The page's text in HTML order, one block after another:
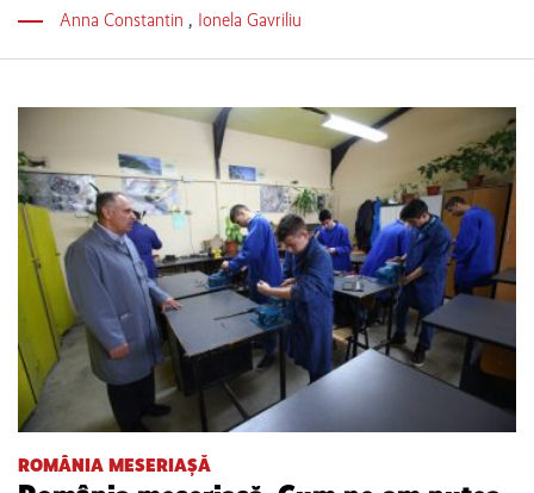
Anna Constantin , Ionela Gavriliu
ROMÂNIA MESERIAȘĂ